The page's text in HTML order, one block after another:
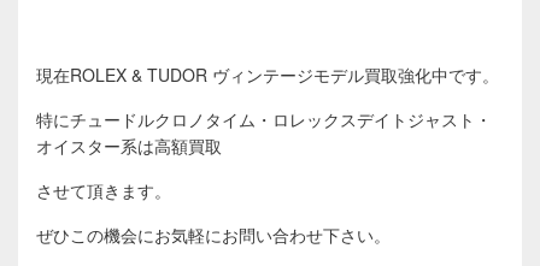
現在ROLEX & TUDOR ヴィンテージモデル買取強化中です。
特にチュードルクロノタイム・ロレックスデイトジャスト・
オイスター系は高額買取
させて頂きます。
ぜひこの機会にお気軽にお問い合わせ下さい。